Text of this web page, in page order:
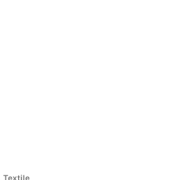
,Textile